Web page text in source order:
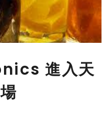
進入天